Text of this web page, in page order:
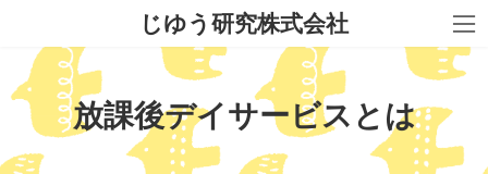
へ
ッ
ョ
移
じゆう研究株式会社
放課後デイサービスとは